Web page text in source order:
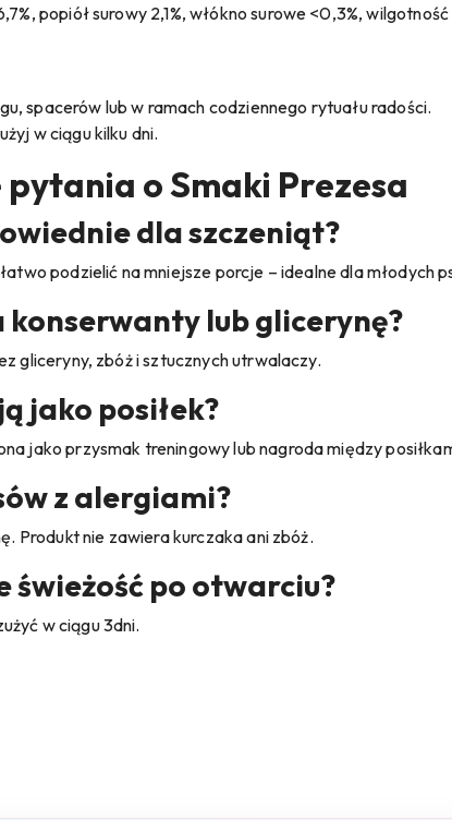
popiół surowy 2,1%, włókno surowe <0,3%, wilgotność
spacerów lub w ramach codziennego rytuału radości.
w ciągu kilku dni.
pytania o Smaki Prezesa
dla szczeniąt?
podzielić na mniejsze porcje – idealne dla młodych
lub glicerynę?
gliceryny, zbóż i sztucznych utrwalaczy.
jako posiłek?
jako przysmak treningowy lub nagroda między
z alergiami?
Produkt nie zawiera kurczaka ani zbóż.
świeżość po otwarciu?
w ciągu 3dni.